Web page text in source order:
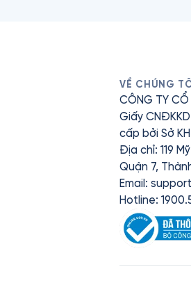
VỀ CHÚNG
CÔNG TY CỔ
Giấy
cấp bởi Sở
Địa chỉ: 119
Quận 7,
Email:
Hotline: